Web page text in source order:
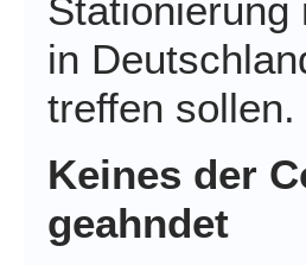
Stationierung
in
treffen
Keines der
geahndet